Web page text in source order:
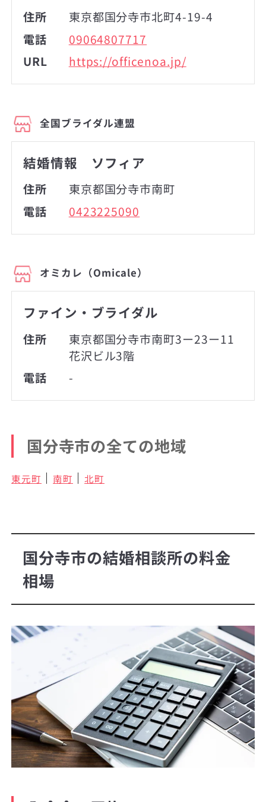
住所
東京都国分寺市北町4-19-4
電話
09064807717
URL
https://officenoa.jp/
全国ブライダル連盟
結婚情報 ソフィア
住所
東京都国分寺市南町
電話
0423225090
オミカレ（Omicale）
ファイン・ブライダル
住所
東京都国分寺市南町3ー23ー11
花沢ビル3階
電話
-
国分寺市の全ての地域
東元町 南町 北町
国分寺市の結婚相談所の料金
相場